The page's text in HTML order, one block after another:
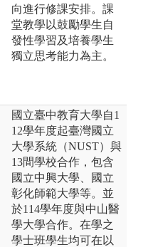
向進行修課安排。課
堂教學以鼓勵學生自
發性學習及培養學生
獨立思考能力為主。
國立臺中教育大學自1
12學年度起臺灣國立
大學系統（NUST）與
13間學校合作，包含
國立中興大學、國立
彰化師範大學等。並
於114學年度與中山醫
學大學合作。在學之
學士班學生均可在以